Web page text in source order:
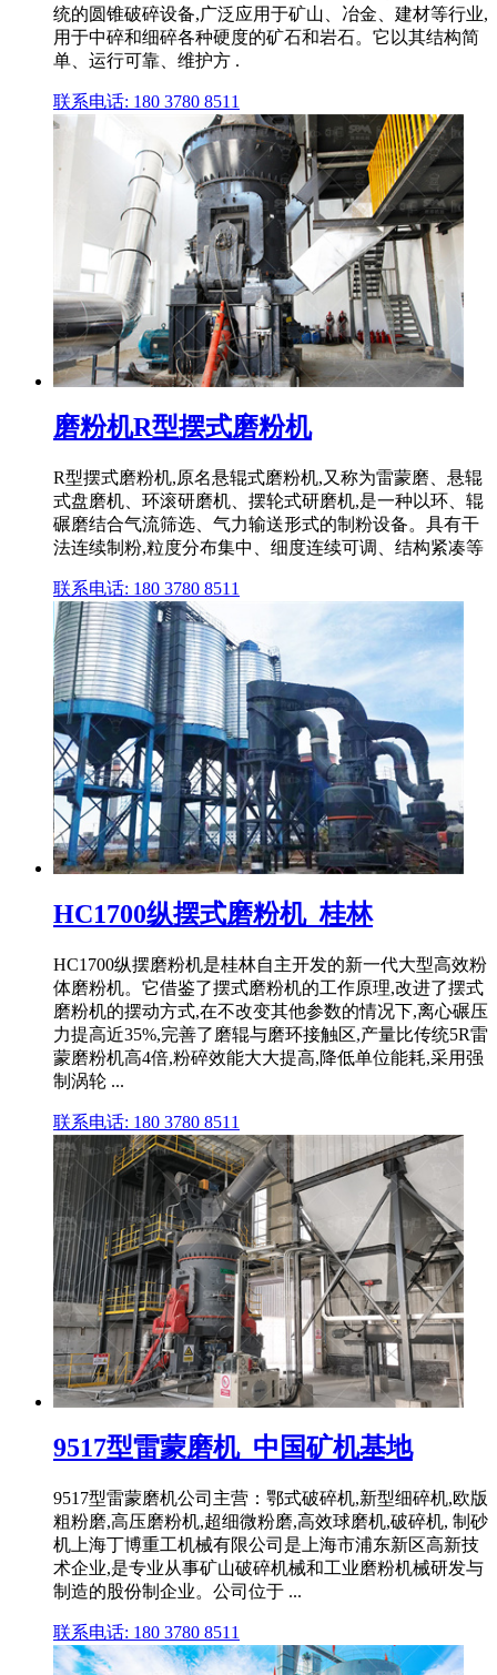
统的圆锥破碎设备,广泛应用于矿山、冶金、建材等行业,
用于中碎和细碎各种硬度的矿石和岩石。它以其结构简
单、运行可靠、维护方 .
联系电话: 180 3780 8511
磨粉机R型摆式磨粉机
R型摆式磨粉机,原名悬辊式磨粉机,又称为雷蒙磨、悬辊
式盘磨机、环滚研磨机、摆轮式研磨机,是一种以环、辊
碾磨结合气流筛选、气力输送形式的制粉设备。具有干
法连续制粉,粒度分布集中、细度连续可调、结构紧凑等
联系电话: 180 3780 8511
HC1700纵摆式磨粉机_桂林
HC1700纵摆磨粉机是桂林自主开发的新一代大型高效粉
体磨粉机。它借鉴了摆式磨粉机的工作原理,改进了摆式
磨粉机的摆动方式,在不改变其他参数的情况下,离心碾压
力提高近35%,完善了磨辊与磨环接触区,产量比传统5R雷
蒙磨粉机高4倍,粉碎效能大大提高,降低单位能耗,采用强
制涡轮 ...
联系电话: 180 3780 8511
9517型雷蒙磨机_中国矿机基地
9517型雷蒙磨机公司主营：鄂式破碎机,新型细碎机,欧版
粗粉磨,高压磨粉机,超细微粉磨,高效球磨机,破碎机, 制砂
机上海丁博重工机械有限公司是上海市浦东新区高新技
术企业,是专业从事矿山破碎机械和工业磨粉机械研发与
制造的股份制企业。公司位于 ...
联系电话: 180 3780 8511